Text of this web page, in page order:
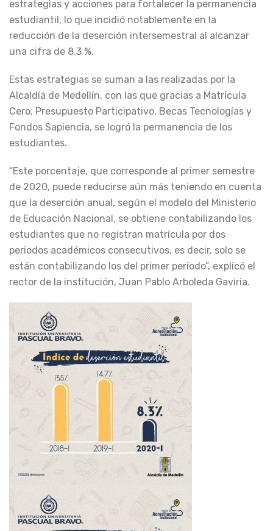
estrategias y acciones para fortalecer la permanencia
estudiantil, lo que incidió notablemente en la
reducción de la deserción intersemestral al alcanzar
una cifra de 8.3 %.
Estas estrategias se suman a las realizadas por la
Alcaldía de Medellín, con las que gracias a Matrícula
Cero, Presupuesto Participativo, Becas Tecnologías y
Fondos Sapiencia, se logró la permanencia de los
estudiantes.
“Este porcentaje, que corresponde al primer semestre
de 2020, puede reducirse aún más teniendo en cuenta
que la deserción anual, según el modelo del Ministerio
de Educación Nacional, se obtiene contabilizando los
estudiantes que no registran matrícula por dos
periodos académicos consecutivos, es decir, solo se
están contabilizando los del primer periodo”, explicó el
rector de la institución, Juan Pablo Arboleda Gaviria.